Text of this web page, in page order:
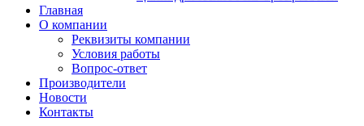
Главная
О компании
Реквизиты компании
Условия работы
Вопрос-ответ
Производители
Новости
Контакты